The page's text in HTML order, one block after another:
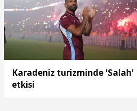
Karadeniz turizminde 'Salah'
etkisi